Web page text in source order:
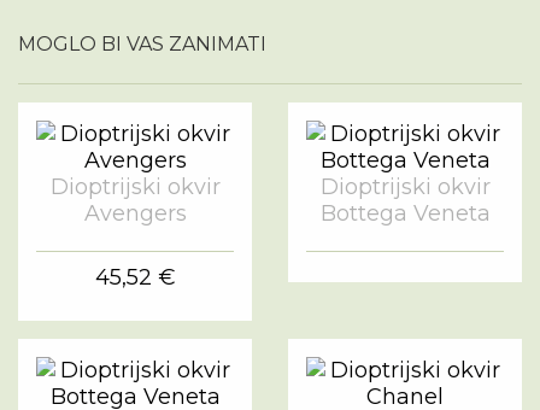
MOGLO BI VAS ZANIMATI
Dioptrijski okvir
Avengers
45,52 €
Dioptrijski okvir
Bottega Veneta